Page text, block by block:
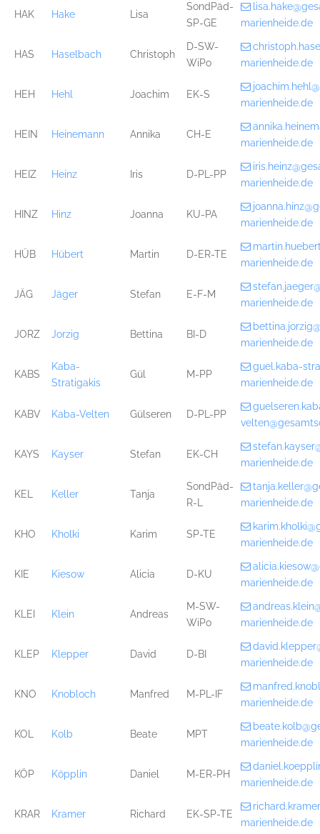
HAK Hake Lisa
SondPäd-
SP-GE
marienheide.de
HAS Haselbach Christoph
D-SW-
WiPo
marienheide.de
HEH Hehl Joachim EK-S
marienheide.de
HEIN Heinemann Annika CH-E
marienheide.de
HEIZ Heinz Iris D-PL-PP
marienheide.de
HINZ Hinz Joanna KU-PA
marienheide.de
HÜB Hübert Martin D-ER-TE
marienheide.de
JÄG Jäger Stefan E-F-M
marienheide.de
JORZ Jorzig Bettina BI-D
marienheide.de
KABS
Kaba-
Stratigakis
Gül M-PP
guel.kaba-
marienheide.de
KABV Kaba-Velten Gülseren D-PL-PP
KAYS Kayser Stefan EK-CH
marienheide.de
KEL Keller Tanja
SondPäd-
R-L
marienheide.de
KHO Kholki Karim SP-TE
marienheide.de
KIE Kiesow Alicia D-KU
marienheide.de
KLEI Klein Andreas
M-SW-
WiPo
marienheide.de
KLEP Klepper David D-BI
marienheide.de
KNO Knobloch Manfred M-PL-IF
marienheide.de
KOL Kolb Beate MPT
marienheide.de
KÖP Köpplin Daniel M-ER-PH
marienheide.de
KRAR Kramer Richard EK-SP-TE
marienheide.de